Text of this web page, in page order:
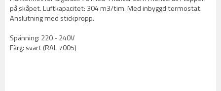
på skåpet. Luftkapacitet: 304 m3/tim. Med inbyggd termostat.
Anslutning med stickpropp.
Spänning: 220 - 240V
Färg: svart (RAL 7005)